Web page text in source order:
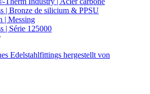
| Bronze de silicium & PPSU
| Messing
| Série 125000